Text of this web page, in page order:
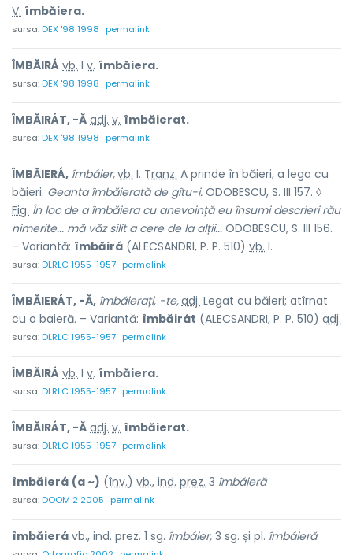
V. îmbăiera.
sursa:DEX '98 1998 permalink
ÎMBĂIRÁ vb. I v. îmbăiera.
sursa:DEX '98 1998 permalink
ÎMBĂIRÁT, -Ă adj. v. îmbăierat.
sursa:DEX '98 1998 permalink
ÎMBĂIERÁ, îmbáier,vb. I. Tranz. A prinde în băieri, a lega cu
băieri. Geanta îmbăierată de gîtu-i. ODOBESCU, S. III 157. ◊
Fig. În loc de a îmbăiera cu anevoință eu însumi descrieri rău
nimerite... mă văz silit a cere de la alții... ODOBESCU, S. III 156.
– Variantă: îmbăirá (ALECSANDRI, P. P. 510) vb. I.
sursa:DLRLC 1955-1957 permalink
ÎMBĂIERÁT, -Ă, îmbăierați, -te,adj. Legat cu băieri; atîrnat
cu o baieră. – Variantă: îmbăirát (ALECSANDRI, P. P. 510) adj.
sursa:DLRLC 1955-1957 permalink
ÎMBĂIRÁ vb. I v. îmbăiera.
sursa:DLRLC 1955-1957 permalink
ÎMBĂIRÁT, -Ă adj. v. îmbăierat.
sursa:DLRLC 1955-1957 permalink
îmbăierá (a ~) (înv.) vb., ind. prez. 3 îmbáieră
sursa:DOOM 2 2005 permalink
îmbăierá vb., ind. prez. 1 sg. îmbáier, 3 sg. și pl. îmbáieră